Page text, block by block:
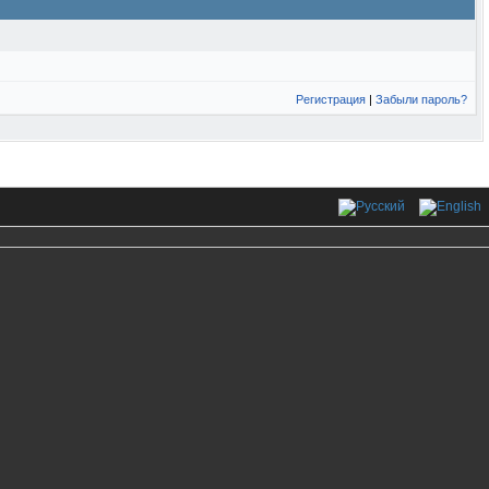
Регистрация | Забыли пароль?